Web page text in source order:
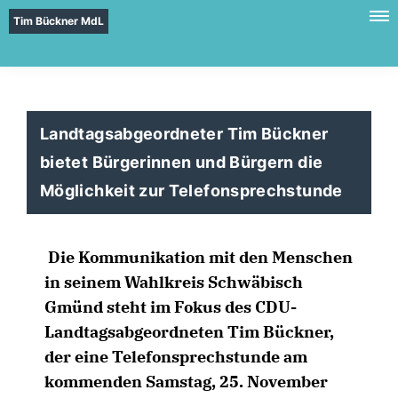
Tim Bückner MdL
Landtagsabgeordneter Tim Bückner
bietet Bürgerinnen und Bürgern die
Möglichkeit zur Telefonsprechstunde
Die Kommunikation mit den Menschen
in seinem Wahlkreis Schwäbisch
Gmünd steht im Fokus des CDU-
Landtagsabgeordneten Tim Bückner,
der eine Telefonsprechstunde am
kommenden Samstag, 25. November